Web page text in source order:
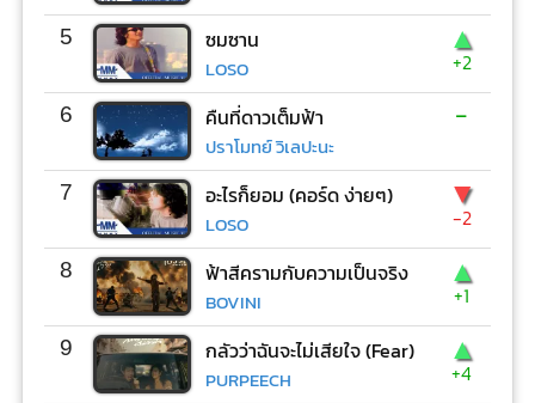
5 ซมซาน
LOSO
▲
+2
6 คืนที่ดาวเต็มฟ้า
ปราโมทย์ วิเลปะนะ
-
7 อะไรก็ยอม (คอร์ด ง่ายๆ)
LOSO
▼
-2
8 ฟ้าสีครามกับความเป็นจริง
BOVINI
▲
+1
9 กลัวว่าฉันจะไม่เสียใจ (Fear)
PURPEECH
▲
+4